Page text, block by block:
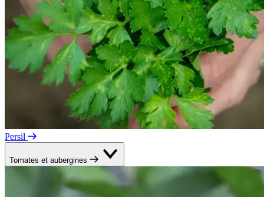
Persil
Tomates et aubergines